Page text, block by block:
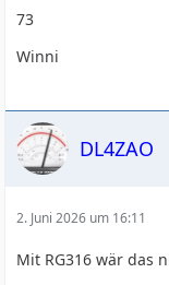
73
Winni
DL4ZAO
2. Juni 2026 um 16:11
Mit RG316 wär das